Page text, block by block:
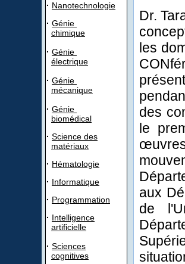
· Nanotechnologie
· Génie
chimique
· Génie
électrique
· Génie
mécanique
· Génie
biomédical
· Science des
matériaux
· Hématologie
· Informatique
· Programmation
· Intelligence
artificielle
· Sciences
cognitives
Dr.
les
des
le
aux
de